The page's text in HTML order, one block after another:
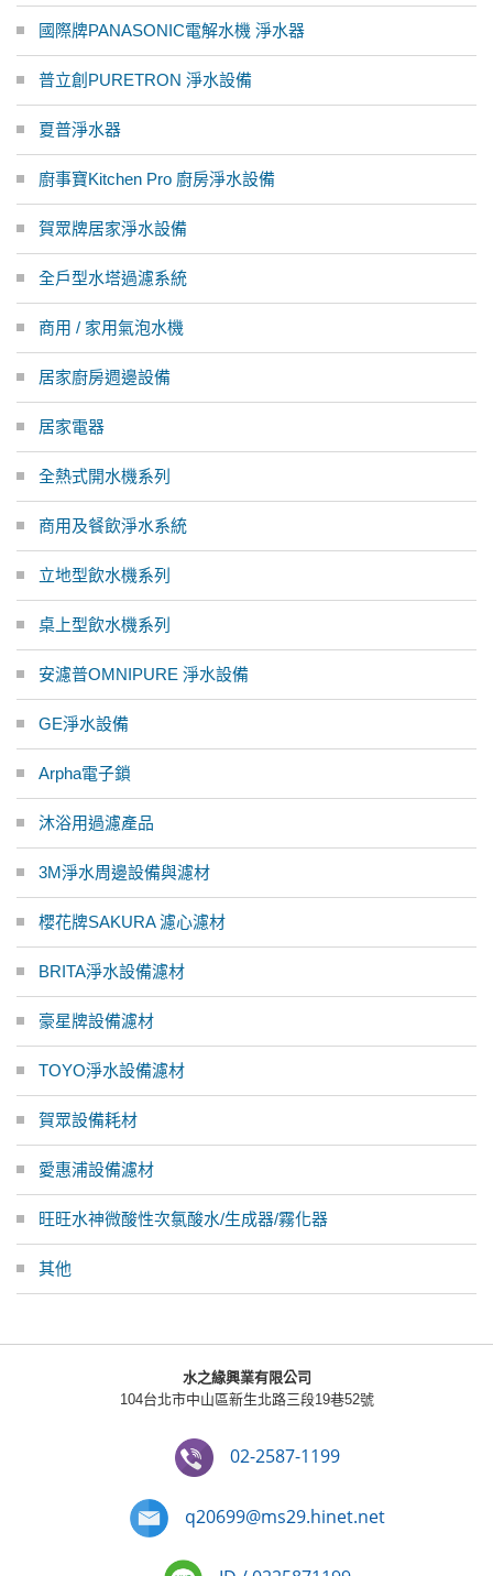
國際牌PANASONIC電解水機 淨水器
普立創PURETRON 淨水設備
夏普淨水器
廚事寶Kitchen Pro 廚房淨水設備
賀眾牌居家淨水設備
全戶型水塔過濾系統
商用 / 家用氣泡水機
居家廚房週邊設備
居家電器
全熱式開水機系列
商用及餐飲淨水系統
立地型飲水機系列
桌上型飲水機系列
安濾普OMNIPURE 淨水設備
GE淨水設備
Arpha電子鎖
沐浴用過濾產品
3M淨水周邊設備與濾材
櫻花牌SAKURA 濾心濾材
BRITA淨水設備濾材
豪星牌設備濾材
TOYO淨水設備濾材
賀眾設備耗材
愛惠浦設備濾材
旺旺水神微酸性次氯酸水/生成器/霧化器
其他
水之緣興業有限公司
104台北市中山區新生北路三段19巷52號
02-2587-1199
q20699@ms29.hinet.net